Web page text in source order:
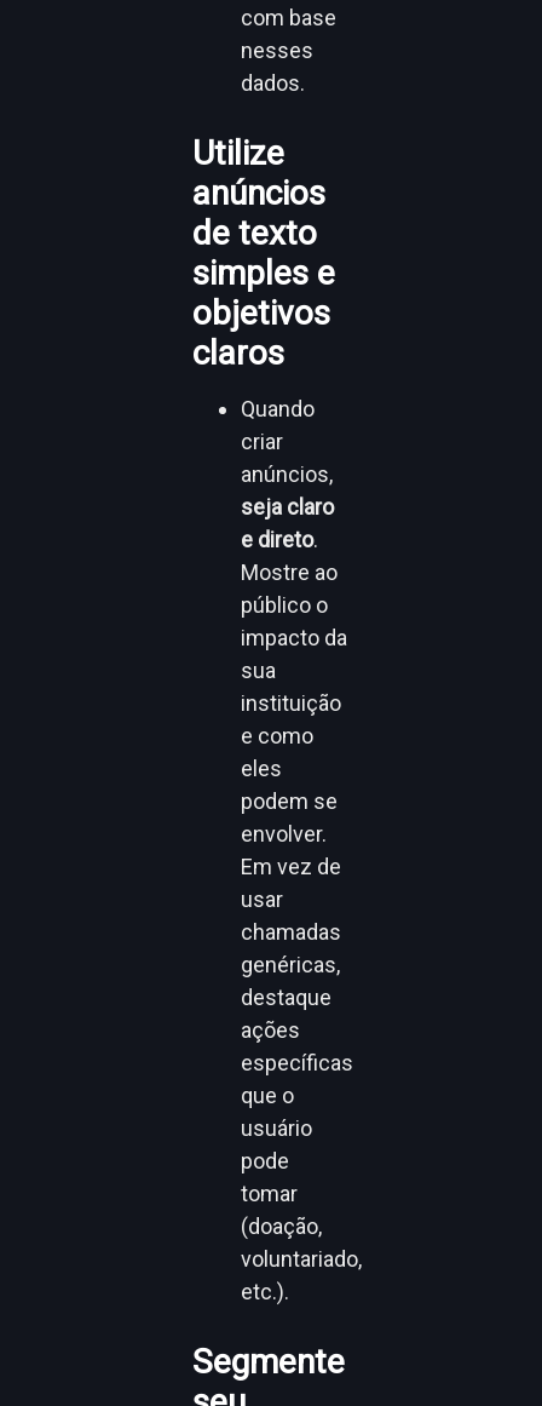
com base
nesses
dados.
Utilize
anúncios
de texto
simples e
objetivos
claros
Quando
criar
anúncios,
seja claro
e direto.
Mostre ao
público o
impacto da
sua
instituição
e como
eles
podem se
envolver.
Em vez de
usar
chamadas
genéricas,
destaque
ações
específicas
que o
usuário
pode
tomar
(doação,
voluntariado,
etc.).
Segmente